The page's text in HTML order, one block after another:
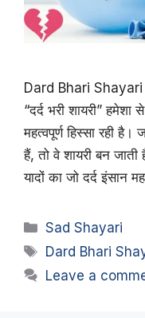
Dard Bhari Shayari –
“दर्द भरी शायरी” हमेशा
महत्वपूर्ण हिस्सा रही
हैं, तो वे शायरी बन
यादों का जो दर्द इंसान
Categories
Sad Shayari
Tags
Dard Bhari
Leave a